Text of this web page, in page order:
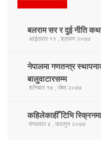
बलराम सर र दुई नीति
आईतवार ११ , श्रावण २०७७
नेपालमा गणतन्त्र
बालुवाटारसम्म
शनिबार १७ , जेष्ठ २०७७
कहिलेकाहीँ टिभि
मंगलवार ४ , फाल्गुन २०७७